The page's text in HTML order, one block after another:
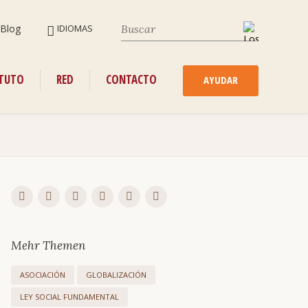
NAVEGACIÓN
IDIOMAS
Blog
RED CONTACTO
SALTAR
NAVEGACIÓN
AYUDAR
Mehr Themen
ASOCIACIÓN GLOBALIZACIÓN
LEY SOCIAL FUNDAMENTAL